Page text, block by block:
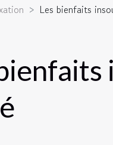
Les bienfaits